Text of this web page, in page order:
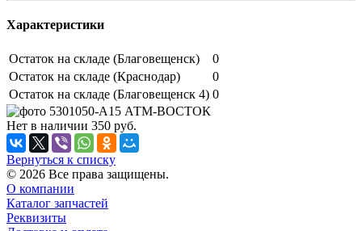
Характеристики
Остаток на складе (Благовещенск)
0
Остаток на складе (Краснодар)
0
Остаток на складе (Благовещенск 4) 0
Нет в наличии 350 руб.
Вернуться к списку
© 2026 Все права защищены.
О компании
Каталог запчастей
Реквизиты